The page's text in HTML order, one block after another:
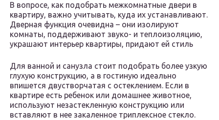
В вопросе, как подобрать межкомнатные двери в
квартиру, важно учитывать, куда их устанавливают.
Дверная функция очевидна – они изолируют
комнаты, поддерживают звуко- и теплоизоляцию,
украшают интерьер квартиры, придают ей стиль
Для ванной и санузла стоит подобрать более узкую
глухую конструкцию, а в гостиную идеально
впишется двустворчатая с остеклением. Если в
квартире есть ребенок или домашнее животное,
используют незастекленную конструкцию или
вставляют в нее закаленное триплексное стекло.